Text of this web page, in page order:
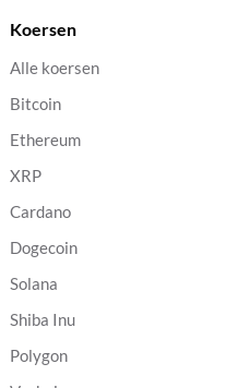
Koersen
Alle koersen
Bitcoin
Ethereum
XRP
Cardano
Dogecoin
Solana
Shiba Inu
Polygon